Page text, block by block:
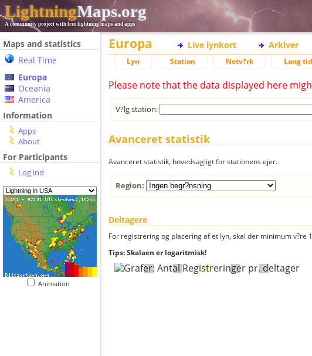
LightningMaps.org
A community project with free lightning maps and apps
Maps and statistics
Real Time
Europa
Oceania
America
Information
Apps
About
For Participants
Log ind
Animation
Europa Live lynkort Arkiver
Lyn Station Netv?rk Lang tid
Please note that the data displayed here
V?lg station:
Avanceret statistik
Avanceret statistik, hovedsagligt for stationens ejer.
Region:
Deltagere
For registrering og placering af et lyn, skal der minimum v?re
Tips: Skalaen er logaritmisk!